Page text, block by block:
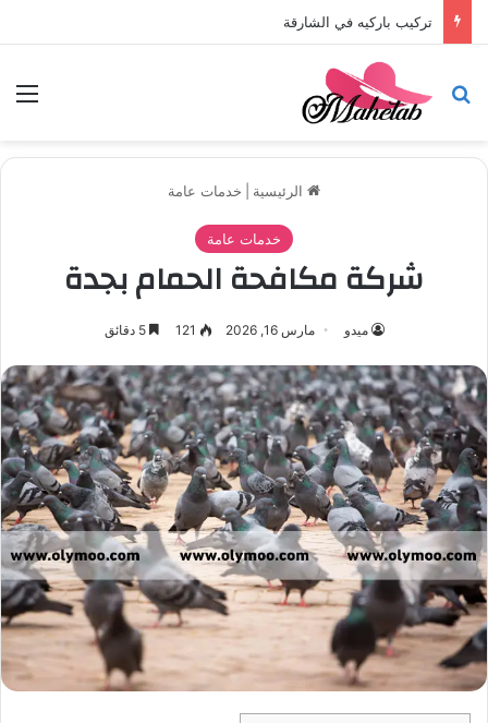
تركيب باركيه في الشارقة
بحث عن
الرئيسية خدمات عامة
خدمات عامة
شركة مكافحة الحمام بجدة
ميدو مارس 16, 2026 121 5 دقائق